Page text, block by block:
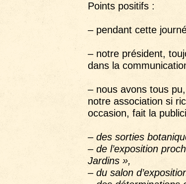
Points positifs :
– pendant cette
– notre président,
dans la
– nous avons tous
notre association si
occasion, fait la
– des sorties
– de l’exposition
Jardins »,
– du salon